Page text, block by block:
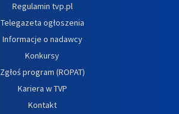
Regulamin tvp.pl
Telegazeta ogłoszenia
Informacje o nadawcy
Konkursy
Zgłoś program (ROPAT)
Kariera w TVP
Kontakt